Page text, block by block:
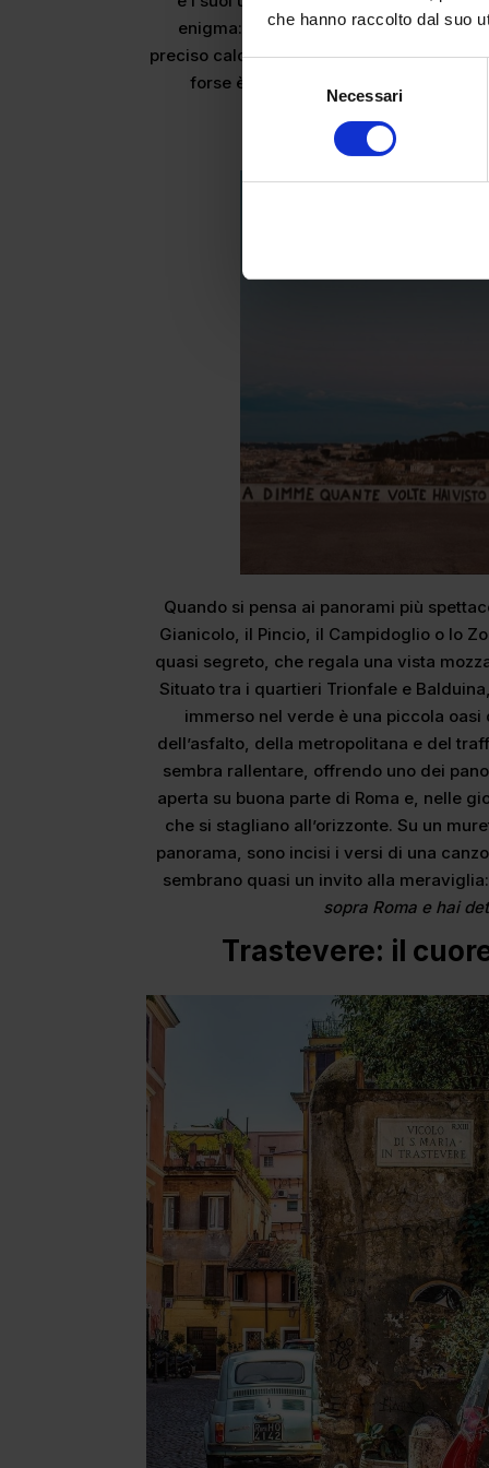
che hanno raccolto dal suo
Necessari
enigma: questa perfetta prospettiva è
preciso calcolo architettonico? Ancora
forse è proprio questo alone di
Parco di
Quando si pensa ai panorami più
Gianicolo, il Pincio, il Campidoglio o lo
quasi segreto, che regala una vista
Situato tra i quartieri Trionfale e
immerso nel verde è una piccola
dell’asfalto, della metropolitana e del
sembra rallentare, offrendo uno dei
aperta su buona parte di Roma e, nelle
che si stagliano all’orizzonte. Su un
panorama, sono incisi i versi di una
sembrano quasi un invito alla meraviglia:
sopra Roma e hai
Trastevere: il